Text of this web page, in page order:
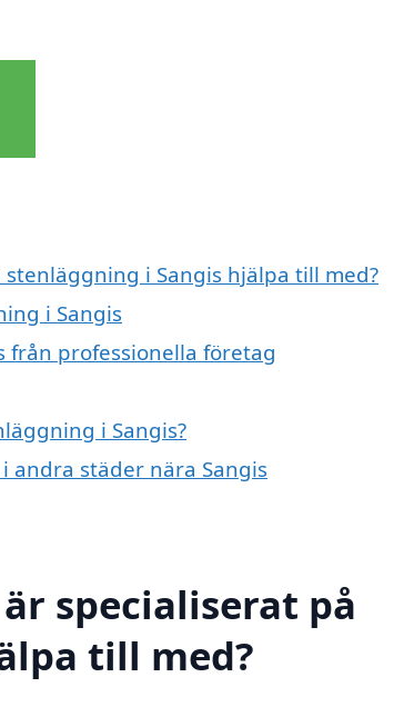
i Sangis hjälpa till med?
i Sangis
från professionella företag
i Sangis?
andra städer nära Sangis
specialiserat på
till med?